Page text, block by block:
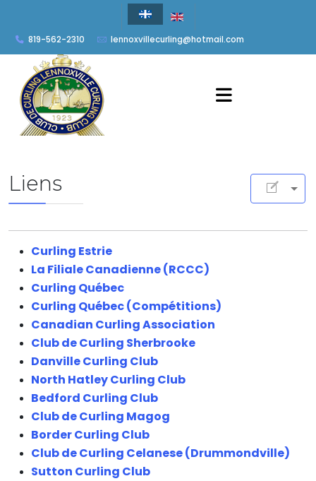
819-562-2310 lennoxvillecurling@hotmail.com
Liens
Curling Estrie
La Filiale Canadienne (RCCC)
Curling Québec
Curling Québec (Compétitions)
Canadian Curling Association
Club de Curling Sherbrooke
Danville Curling Club
North Hatley Curling Club
Bedford Curling Club
Club de Curling Magog
Border Curling Club
Club de Curling Celanese (Drummondville)
Sutton Curling Club